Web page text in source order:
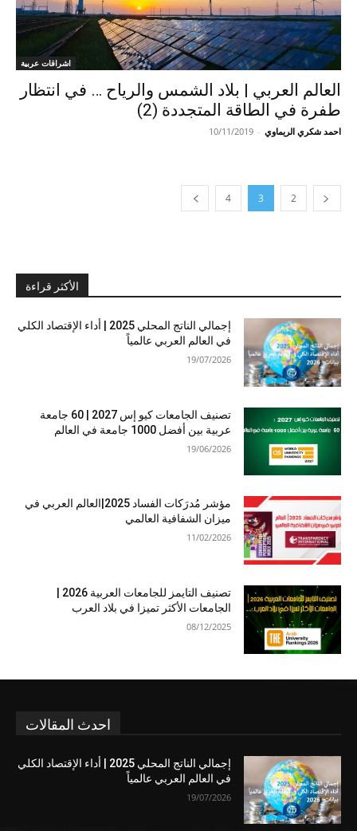
اشراقات عربية
العالم العربي | بلاد الشمس والرياح … في انتظار
طفرة في الطاقة المتجددة (2)
احمد شكري الريماوي -
10/11/2019
2
3
4
الأكثر قراءة
إجمالي الناتج المحلي 2025 | أداء الإقتصاد الكلي
في العالم العربي عالمياً
19/07/2026
تصنيف الجامعات كيو إس 2027 | 60 جامعة
عربية بين أفضل 1000 جامعة في العالم
19/06/2026
مؤشر مُدرَكات الفساد 2025|العالم العربي في
ميزان الشفافية العالمي
11/02/2026
الجامعات الأكثر تميزا في بلاد العرب
08/12/2025
احدث المقالات
إجمالي الناتج المحلي 2025 | أداء الإقتصاد الكلي
في العالم العربي عالمياً
19/07/2026